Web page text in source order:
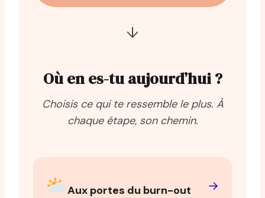
↓
Où en es-tu aujourd’hui ?
Choisis ce qui te ressemble le plus. À
chaque étape, son chemin.
Aux portes du burn-out →